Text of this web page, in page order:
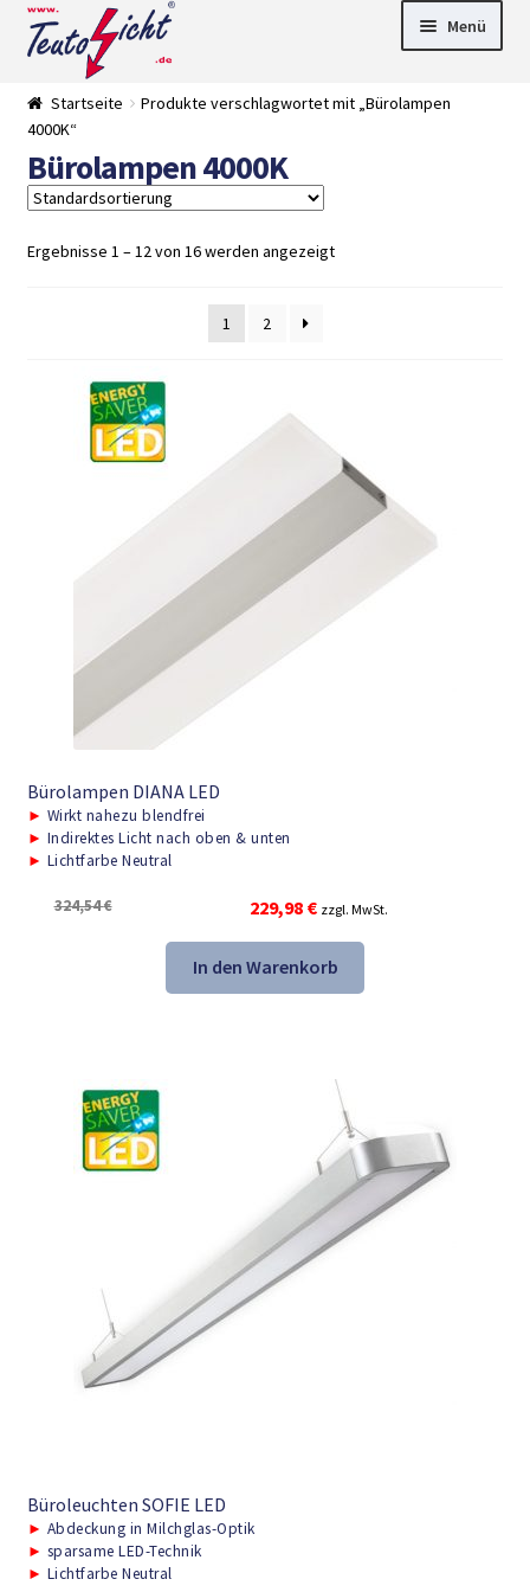
Zur
Navigation
springen
Springe
zum
Menü
► LED Panel
►
Startseite
Produkte verschlagwortet mit „Bürolampen
4000K“
Bürolampen 4000K
Ergebnisse 1 – 12 von 16 werden angezeigt
1 2
Bürolampen DIANA LED
► Wirkt nahezu blendfrei
► Indirektes Licht nach oben & unten
► Lichtfarbe Neutral
324,54€
Ursprünglicher
war:
324,54 €
229,98 €Aktueller
ist:
229,98 €.
zzgl. MwSt.
In den Warenkorb
Büroleuchten SOFIE LED
► Abdeckung in Milchglas-Optik
► sparsame LED-Technik
► Lichtfarbe Neutral